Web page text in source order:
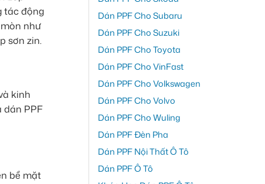
tác động
như
sơn zin.
kinh
dán PPF
bề mặt
Dán PPF Cho Subaru
Dán PPF Cho Suzuki
Dán PPF Cho Toyota
Dán PPF Cho VinFast
Dán PPF Cho Volkswagen
Dán PPF Cho Volvo
Dán PPF Cho Wuling
Dán PPF Đèn Pha
Dán PPF Nội Thất Ô Tô
Dán PPF Ô Tô